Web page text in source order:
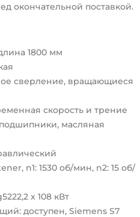
окончательной поставкой.
1800 мм
сверление, вращающиеся
скорость и трение
масляная
n1: 1530 об/мин, n2: 15 об/
x 108 кВт
доступен, Siemens S7